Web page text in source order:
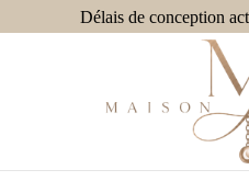
Délais de conception